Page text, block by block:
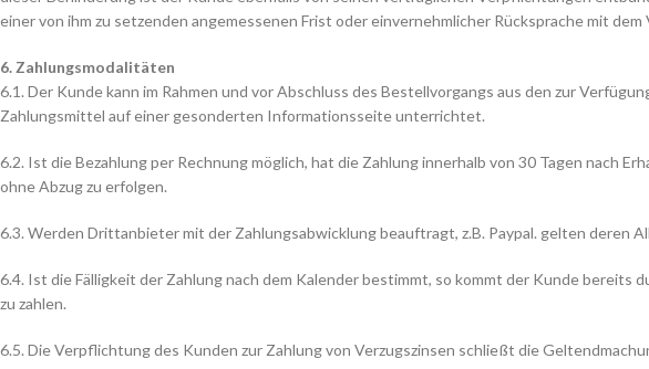
einer von ihm zu setzenden angemessenen Frist oder einvernehmlicher Rücksprache mit
6. Zahlungsmodalitäten
6.1. Der Kunde kann im Rahmen und vor Abschluss des Bestellvorgangs aus den zur
Zahlungsmittel auf einer gesonderten Informationsseite unterrichtet.
6.2. Ist die Bezahlung per Rechnung möglich, hat die Zahlung innerhalb von 30 Tagen nach
ohne Abzug zu erfolgen.
6.3. Werden Drittanbieter mit der Zahlungsabwicklung beauftragt, z.B. Paypal. gelten deren
6.4. Ist die Fälligkeit der Zahlung nach dem Kalender bestimmt, so kommt der Kunde bereits
zu zahlen.
6.5. Die Verpflichtung des Kunden zur Zahlung von Verzugszinsen schließt die